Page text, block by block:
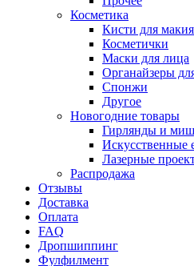
Косметика
Кисти для
Косметички
Маски для лица
Органайзеры
Спонжи
Другое
Новогодние товары
Гирлянды и
Искусственные
Лазерные
Распродажа
Отзывы
Доставка
Оплата
FAQ
Дропшиппинг
Фулфилмент